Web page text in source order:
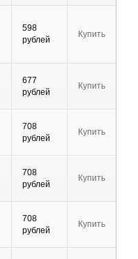
598
рублей
Купить
677
рублей
Купить
708
рублей
Купить
708
рублей
Купить
708
рублей
Купить